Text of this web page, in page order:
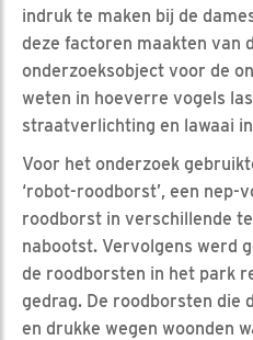
indruk te maken bij de
deze factoren maakten van
onderzoeksobject voor de
weten in hoeverre vogels
straatverlichting en lawaai
Voor het onderzoek
‘robot-roodborst’, een nep-
roodborst in verschillende
nabootst. Vervolgens werd
de roodborsten in het park
gedrag. De roodborsten die
en drukke wegen woonden